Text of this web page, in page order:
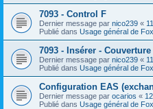
7093 - Control F
Dernier message par nico239 «
Publié dans Usage général de
7093 - Insérer -
Dernier message par nico239 «
Publié dans Usage général de
Configuration EAS
Dernier message par ocarios «
Publié dans Usage général de